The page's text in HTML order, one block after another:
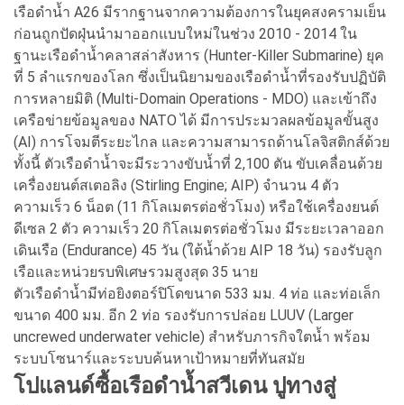
เรือดำน้ำ A26 มีรากฐานจากความต้องการในยุคสงครามเย็น
ก่อนถูกปัดฝุ่นนำมาออกแบบใหม่ในช่วง 2010 - 2014 ใน
ฐานะเรือดำน้ำคลาสล่าสังหาร (Hunter-Killer Submarine) ยุค
ที่ 5 ลำแรกของโลก ซึ่งเป็นนิยามของเรือดำน้ำที่รองรับปฏิบัติ
การหลายมิติ (Multi-Domain Operations - MDO) และเข้าถึง
เครือข่ายข้อมูลของ NATO ได้ มีการประมวลผลข้อมูลขั้นสูง
(AI) การโจมตีระยะไกล และความสามารถด้านโลจิสติกส์ด้วย
ทั้งนี้ ตัวเรือดำน้ำจะมีระวางขับน้ำที่ 2,100 ตัน ขับเคลื่อนด้วย
เครื่องยนต์สเตอลิง (Stirling Engine; AIP) จำนวน 4 ตัว
ความเร็ว 6 น็อต (11 กิโลเมตรต่อชั่วโมง) หรือใช้เครื่องยนต์
ดีเซล 2 ตัว ความเร็ว 20 กิโลเมตรต่อชั่วโมง มีระยะเวลาออก
เดินเรือ (Endurance) 45 วัน (ใต้น้ำด้วย AIP 18 วัน) รองรับลูก
เรือและหน่วยรบพิเศษรวมสูงสุด 35 นาย
ตัวเรือดำน้ำมีท่อยิงตอร์ปิโดขนาด 533 มม. 4 ท่อ และท่อเล็ก
ขนาด 400 มม. อีก 2 ท่อ รองรับการปล่อย LUUV (Larger
uncrewed underwater vehicle) สำหรับภารกิจใตน้ำ พร้อม
ระบบโซนาร์และระบบค้นหาเป้าหมายที่ทันสมัย
โปแลนด์ซื้อเรือดำน้ำสวีเดน ปูทางสู่